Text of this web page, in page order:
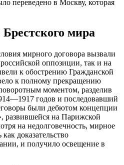
переведено в Москву, которая
мира
мирного договора вызвали
оппозиции, так и на
к обострению Гражданской
к полному прекращению
моментом, разделив
годов и последовавший
были дебютом концепции
развившейся на Парижской
на недолговечность, мирное
доказательство
и получило освещение в